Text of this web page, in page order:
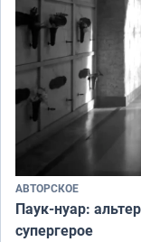
АВТОРСКОЕ
Паук-нуар:
супергерое